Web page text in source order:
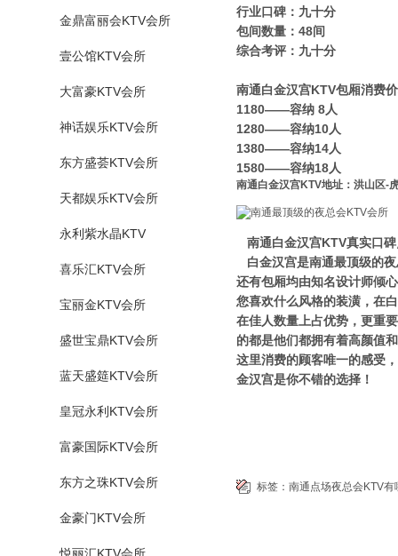
金鼎富丽会KTV会所
壹公馆KTV会所
大富豪KTV会所
神话娱乐KTV会所
东方盛荟KTV会所
天都娱乐KTV会所
永利紫水晶KTV
喜乐汇KTV会所
宝丽金KTV会所
盛世宝鼎KTV会所
蓝天盛筵KTV会所
皇冠永利KTV会所
富豪国际KTV会所
东方之珠KTV会所
金豪门KTV会所
行业口碑：九十分
包间数量：48间
综合考评：九十分
南通白金汉宫KTV包厢消费
1180——容纳 8人
1280——容纳10人
1380——容纳14人
1580——容纳18人
南通白金汉宫KTV地址：洪山区-
南通白金汉宫KTV真实口
白金汉宫是南通最顶级的
还有包厢均由知名设计师倾
您喜欢什么风格的装潢，在
在佳人数量上占优势，更重
的都是他们都拥有着高颜值
这里消费的顾客唯一的感受
金汉宫是你不错的选择！
标签： 南通点场夜总会KTV有